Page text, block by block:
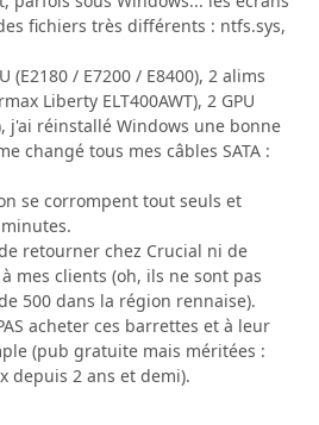
fichiers très différents : ntfs.sys,
(E2180 / E7200 / E8400), 2 alims
Liberty ELT400AWT), 2 GPU
j'ai réinstallé Windows une bonne
changé tous mes câbles SATA :
se corrompent tout seuls et
retourner chez Crucial ni de
mes clients (oh, ils ne sont pas
500 dans la région rennaise).
acheter ces barrettes et à leur
(pub gratuite mais méritées :
depuis 2 ans et demi).